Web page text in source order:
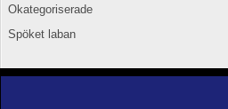
Okategoriserade
Spöket laban